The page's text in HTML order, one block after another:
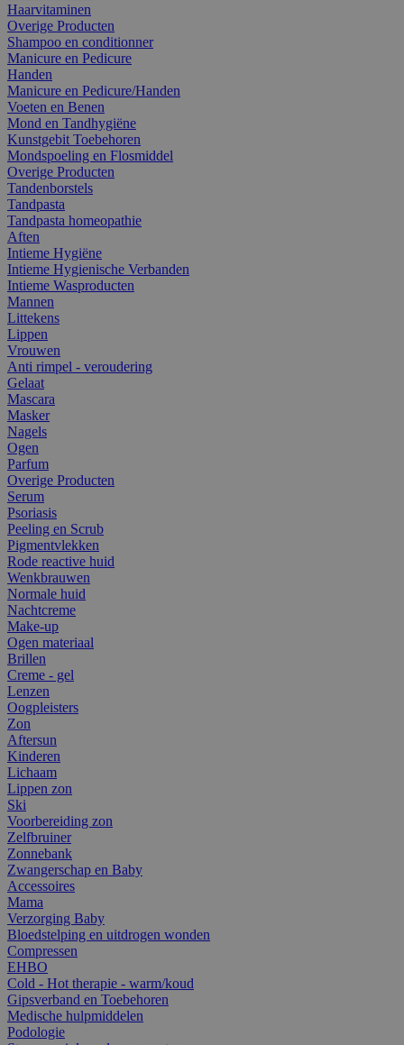
Haarvitaminen
Overige Producten
Shampoo en conditionner
Manicure en Pedicure
Handen
Manicure en Pedicure/Handen
Voeten en Benen
Mond en Tandhygiëne
Kunstgebit Toebehoren
Mondspoeling en Flosmiddel
Overige Producten
Tandenborstels
Tandpasta
Tandpasta homeopathie
Aften
Intieme Hygiëne
Intieme Hygienische Verbanden
Intieme Wasproducten
Mannen
Littekens
Lippen
Vrouwen
Anti rimpel - veroudering
Gelaat
Mascara
Masker
Nagels
Ogen
Parfum
Overige Producten
Serum
Psoriasis
Peeling en Scrub
Pigmentvlekken
Rode reactive huid
Wenkbrauwen
Normale huid
Nachtcreme
Make-up
Ogen materiaal
Brillen
Creme - gel
Lenzen
Oogpleisters
Zon
Aftersun
Kinderen
Lichaam
Lippen zon
Ski
Voorbereiding zon
Zelfbruiner
Zonnebank
Zwangerschap en Baby
Accessoires
Mama
Verzorging Baby
Bloedstelping en uitdrogen wonden
Compressen
EHBO
Cold - Hot therapie - warm/koud
Gipsverband en Toebehoren
Medische hulpmiddelen
Podologie